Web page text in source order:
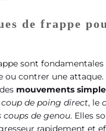
de frappe
sont fondamentales
ou contrer une attaque.
mouvements
de poing direct, le
coups de genou. Elles